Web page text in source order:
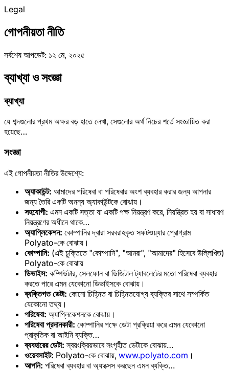
Legal
গোপনীয়তা নীতি
সর্বশেষ আপডেট: ১২ মে, ২০২৫
ব্যাখ্যা ও সংজ্ঞা
ব্যাখ্যা
যে শব্দগুলোর প্রথম অক্ষর বড় হাতে লেখা, সেগুলোর অর্থ নিচের শর্তে সংজ্ঞায়িত করা
হয়েছে…
সংজ্ঞা
এই গোপনীয়তা নীতির উদ্দেশ্যে:
অ্যাকাউন্ট: আমাদের পরিষেবা বা পরিষেবার অংশ ব্যবহার করার জন্য আপনার
জন্য তৈরি একটি অনন্য অ্যাকাউন্টকে বোঝায়।
সহযোগী: এমন একটি সত্তা যা একটি পক্ষ নিয়ন্ত্রণ করে, নিয়ন্ত্রিত হয় বা সাধারণ
নিয়ন্ত্রণের অধীনে থাকে…
অ্যাপ্লিকেশন: কোম্পানির দ্বারা সরবরাহকৃত সফটওয়্যার প্রোগ্রাম
Polyato-কে বোঝায়।
কোম্পানি: (এই চুক্তিতে "কোম্পানি", "আমরা", "আমাদের" হিসেবে উল্লিখিত)
Polyato-কে বোঝায়
ডিভাইস: কম্পিউটার, সেলফোন বা ডিজিটাল ট্যাবলেটের মতো পরিষেবা ব্যবহার
করতে পারে এমন যেকোনো ডিভাইসকে বোঝায়।
ব্যক্তিগত ডেটা: কোনো চিহ্নিত বা চিহ্নিতযোগ্য ব্যক্তির সাথে সম্পর্কিত
যেকোনো তথ্য।
পরিষেবা: অ্যাপ্লিকেশনকে বোঝায়।
পরিষেবা প্রদানকারী: কোম্পানির পক্ষে ডেটা প্রক্রিয়া করে এমন যেকোনো
প্রাকৃতিক বা আইনি ব্যক্তি…
ব্যবহারের ডেটা: স্বয়ংক্রিয়ভাবে সংগৃহীত ডেটাকে বোঝায়…
ওয়েবসাইট: Polyato-কে বোঝায়, www.polyato.com ।
আপনি: পরিষেবা ব্যবহার বা অ্যাক্সেস করছেন এমন ব্যক্তি…